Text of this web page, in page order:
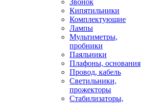
Звонок
Кипятильники
Комплектующие
Лампы
Мультиметры,
пробники
Паяльники
Плафоны, основания
Провод, кабель
Светильники,
прожекторы
Стабилизаторы,